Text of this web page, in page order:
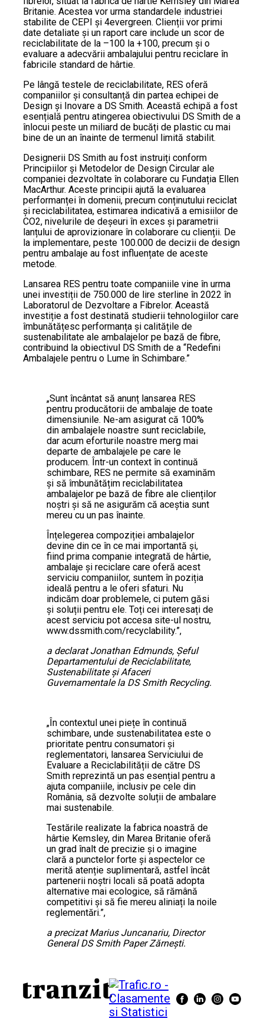
Britanie. Acestea vor urma standardele industriei
stabilite de CEPI și 4evergreen. Clienții vor primi
date detaliate și un raport care include un scor de
reciclabilitate de la –100 la +100, precum și o
evaluare a adecvării ambalajului pentru reciclare în
fabricile standard de hârtie.
Pe lângă testele de reciclabilitate, RES oferă
companiilor și consultanță din partea echipei de
Design și Inovare a DS Smith. Această echipă a fost
esențială pentru atingerea obiectivului DS Smith de a
înlocui peste un miliard de bucăți de plastic cu mai
bine de un an înainte de termenul limită stabilit.
Designerii DS Smith au fost instruiți conform
Principiilor și Metodelor de Design Circular ale
companiei dezvoltate în colaborare cu Fundația Ellen
MacArthur. Aceste principii ajută la evaluarea
performanței în domenii, precum conținutului reciclat
și reciclabilitatea, estimarea indicativă a emisiilor de
CO2, nivelurile de deșeuri în exces și parametrii
lanțului de aprovizionare în colaborare cu clienții. De
la implementare, peste 100.000 de decizii de design
pentru ambalaje au fost influențate de aceste
metode.
Lansarea RES pentru toate companiile vine în urma
unei investiții de 750.000 de lire sterline în 2022 în
Laboratorul de Dezvoltare a Fibrelor. Această
investiție a fost destinată studierii tehnologiilor care
îmbunătățesc performanța și calitățile de
sustenabilitate ale ambalajelor pe bază de fibre,
contribuind la obiectivul DS Smith de a “Redefini
Ambalajele pentru o Lume în Schimbare.”
„Sunt încântat să anunț lansarea RES
pentru producătorii de ambalaje de toate
dimensiunile. Ne-am asigurat că 100%
din ambalajele noastre sunt reciclabile,
dar acum eforturile noastre merg mai
departe de ambalajele pe care le
producem. Într-un context în continuă
schimbare, RES ne permite să examinăm
și să îmbunătățim reciclabilitatea
ambalajelor pe bază de fibre ale clienților
noștri și să ne asigurăm că aceștia sunt
mereu cu un pas înainte.
Înțelegerea compoziției ambalajelor
devine din ce în ce mai importantă și,
fiind prima companie integrată de hârtie,
ambalaje și reciclare care oferă acest
serviciu companiilor, suntem în poziția
ideală pentru a le oferi sfaturi. Nu
indicăm doar problemele, ci putem găsi
și soluții pentru ele. Toți cei interesați de
acest serviciu pot accesa site-ul nostru,
www.dssmith.com/recyclability.”,
a declarat Jonathan Edmunds, Șeful
Departamentului de Reciclabilitate,
Sustenabilitate și Afaceri
Guvernamentale la DS Smith Recycling.
„În contextul unei piețe în continuă
schimbare, unde sustenabilitatea este o
prioritate pentru consumatori și
reglementatori, lansarea Serviciului de
Evaluare a Reciclabilității de către DS
Smith reprezintă un pas esențial pentru a
ajuta companiile, inclusiv pe cele din
România, să dezvolte soluții de ambalare
mai sustenabile.
Testările realizate la fabrica noastră de
hârtie Kemsley, din Marea Britanie oferă
un grad înalt de precizie și o imagine
clară a punctelor forte și aspectelor ce
merită atenție suplimentară, astfel încât
partenerii noștri locali să poată adopta
alternative mai ecologice, să rămână
competitivi și să fie mereu aliniați la noile
reglementări.”,
a precizat Marius Juncanariu, Director
General DS Smith Paper Zărnești.